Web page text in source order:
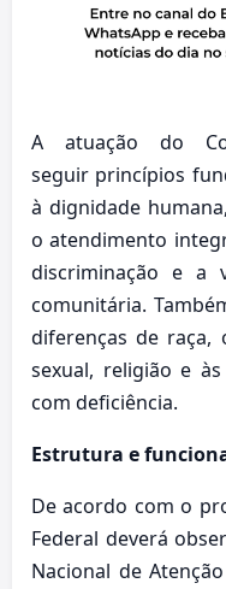
A atuação do
seguir princípios
à dignidade
o atendimento
discriminação e a
comunitária.
diferenças de raça,
sexual, religião e
com deficiência.
Estrutura e
De acordo com o
Federal deverá
Nacional de